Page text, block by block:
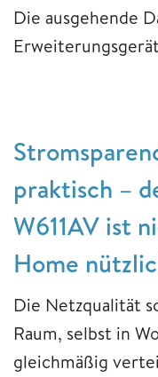
Die ausgehende
praktisch –
W611AV ist
Home
Die Netzqualität
Raum, selbst in
gleichmäßig